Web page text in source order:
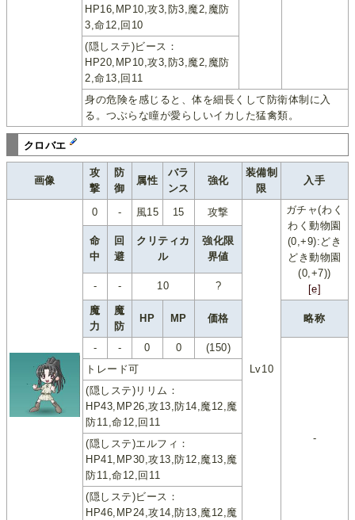
HP16,MP10,攻3,防3,魔2,魔防
3,命12,回10
(隠しステ)ビース：
HP20,MP10,攻3,防3,魔2,魔防
2,命13,回11
身の危険を感じると、体を細長くして防衛体制に入
る。つぶらな瞳が愛らしいイカした猛禽類。
クロバエ
画像
攻
撃
防
御
属性
バラ
ンス
強化
装備制
限
入手
0 - 風15 15 攻撃
Lv10
ガチャ(わく
わく動物園
(0,+9):どき
どき動物園
(0,+7))
[e]
命
中
回
避
クリティカ
ル
強化限
界値
- - 10 ?
魔
力
魔
防
HP MP 価格 略称
- - 0 0 (150)
-
トレード可
(隠しステ)リリム：
HP43,MP26,攻13,防14,魔12,魔
防11,命12,回11
(隠しステ)エルフィ：
HP41,MP30,攻13,防12,魔13,魔
防11,命12,回11
(隠しステ)ビース：
HP46,MP24,攻14,防13,魔12,魔